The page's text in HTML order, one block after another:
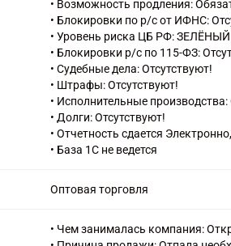
42.21 Строительство
газоснабжения
42.22 Строительство
телекоммуникациями
43.12 Подготовка строительной
43.21 Производство
43.22 Производство санитарно-
кондиционирования воздуха
43.29 Производство прочих
43.33 Работы по устройству
43.39 Производство прочих
43.91 Производство кровельных
• Возможность продления:
• Блокировки по р/с от ИФНС:
• Уровень риска ЦБ РФ: ЗЕЛЁНЫЙ
• Блокировки р/с по 115-ФЗ:
• Судебные дела: Отсутствуют!
• Штрафы: Отсутствуют!
• Исполнительные производства:
• Долги: Отсутствуют!
• Отчетность сдается
• База 1С не ведется
Оптовая торговля
• Чем занималась компания: